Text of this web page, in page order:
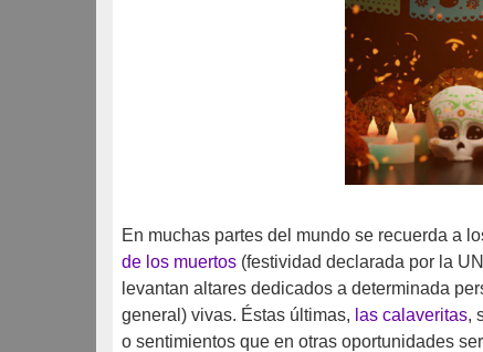
En muchas partes del mundo se recuerda a
de los muertos (festividad declarada por la
levantan altares dedicados a determinada
general) vivas. Éstas últimas, las calaveritas,
o sentimientos que en otras oportunidades